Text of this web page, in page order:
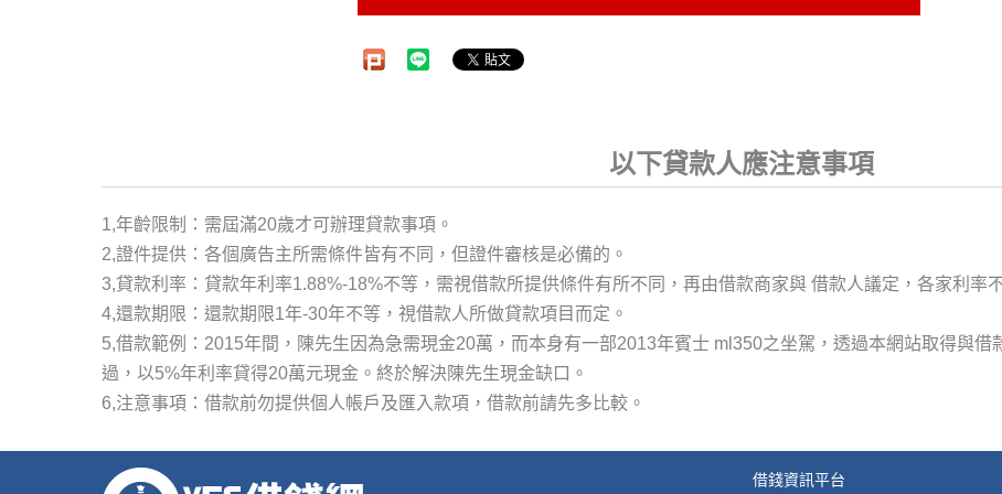
以下貸款人應注意事項
1,年齡限制：需屆滿20歲才可辦理貸款事項。
2,證件提供：各個廣告主所需條件皆有不同，但證件審核是必備的。
3,貸款利率：貸款年利率1.88%-18%不等，需視借款所提供條件有所不同，再由借款商家與 借款人議定，各家利率
4,還款期限：還款期限1年-30年不等，視借款人所做貸款項目而定。
5,借款範例：2015年間，陳先生因為急需現金20萬，而本身有一部2013年賓士 ml350之坐駕，透過本網站取得與
過，以5%年利率貸得20萬元現金。終於解決陳先生現金缺口。
6,注意事項：借款前勿提供個人帳戶及匯入款項，借款前請先多比較。
借錢資訊平台